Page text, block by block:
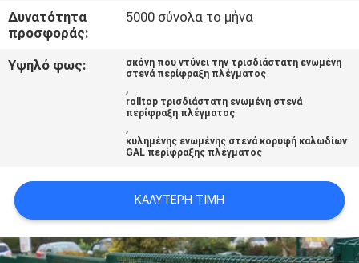
ΑΠΌΣΠΑΣΜΑ
SITEMAP
Δυνατότητα
προσφοράς:
5000 σύνολα το μήνα
Υψηλό φως:
σκόνη που ντύνει την τρισδιάστατη ενωμένη
στενά περίφραξη πλέγματος
,
rolltop τρισδιάστατη ενωμένη στενά
περίφραξη πλέγματος
,
κυλημένης ενωμένης στενά κορυφή καλωδίων
GAL περίφραξης πλέγματος
ΚΑΛΎΤΕΡΗ ΤΙΜΉ